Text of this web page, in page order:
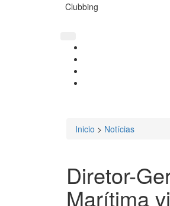
Clubbing
Está aqui
Inicio > Notícias
Diretor-
Marítima